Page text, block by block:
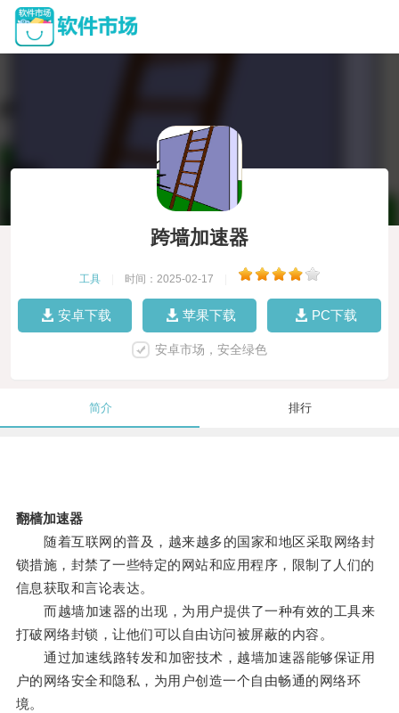
跨墙加速器
工具 时间：2025-02-17
安卓下载 苹果下载 PC下载
安卓市场，安全绿色
简介 排行
翻樯加速器
随着互联网的普及，越来越多的国家和地区采取网络封
锁措施，封禁了一些特定的网站和应用程序，限制了人们的
信息获取和言论表达。
而越墙加速器的出现，为用户提供了一种有效的工具来
打破网络封锁，让他们可以自由访问被屏蔽的内容。
通过加速线路转发和加密技术，越墙加速器能够保证用
户的网络安全和隐私，为用户创造一个自由畅通的网络环
境。